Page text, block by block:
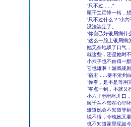
“只不过......”
顾千兰话锋一转，
“只不过什么？”小
没法淡定了。
“你自己好银屑病什
“这么一脸上银屑病
她无奈地叹了口气
就这些，还是她时
小六子也不由得一
它也难啊！游戏规
“宿主......要不沧州
“你看，是不是等用
“零点一到，不就又
小六子弱弱地开口
顾千兰不禁在心里
难道她会不知道等
说不得，今晚她又
也不知道家里现如